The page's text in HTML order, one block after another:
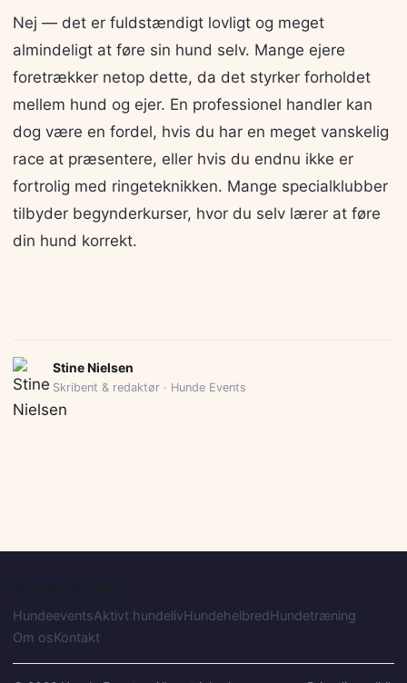
Nej — det er fuldstændigt lovligt og meget
almindeligt at føre sin hund selv. Mange ejere
foretrækker netop dette, da det styrker forholdet
mellem hund og ejer. En professionel handler kan
dog være en fordel, hvis du har en meget vanskelig
race at præsentere, eller hvis du endnu ikke er
fortrolig med ringeteknikken. Mange specialklubber
tilbyder begynderkurser, hvor du selv lærer at føre
din hund korrekt.
Stine Nielsen
Skribent & redaktør · Hunde Events
HundeeventsAktivt hundelivHundehelbredHundetræning
Om osKontakt